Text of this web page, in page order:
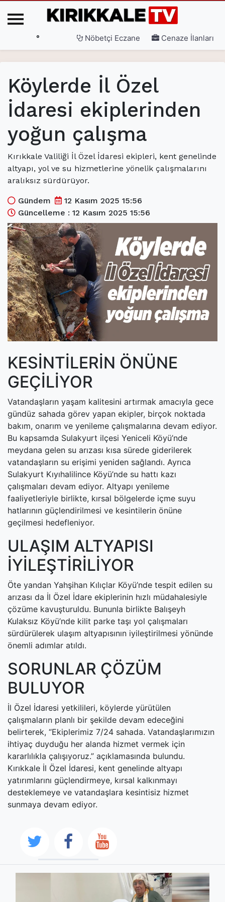
3. Sayfa(current)
Gündem(current)
Siyaset(current)
Ekonomi(current)
Sağlık(current)
Kültür Sanat(current)
Teknoloji(current)
Özel Haber(current)
Dünya(current)
Yerel(current)
° Nöbetçi Eczane Cenaze İlanları
Köylerde İl Özel
İdaresi ekiplerinden
yoğun çalışma
Kırıkkale Valiliği İl Özel İdaresi ekipleri, kent genelinde
altyapı, yol ve su hizmetlerine yönelik çalışmalarını
aralıksız sürdürüyor.
Gündem
12 Kasım 2025 15:56
Güncelleme : 12 Kasım 2025 15:56
KESİNTİLERİN ÖNÜNE
GEÇİLİYOR
Vatandaşların yaşam kalitesini artırmak amacıyla gece
gündüz sahada görev yapan ekipler, birçok noktada
bakım, onarım ve yenileme çalışmalarına devam ediyor.
Bu kapsamda Sulakyurt ilçesi Yeniceli Köyü’nde
meydana gelen su arızası kısa sürede giderilerek
vatandaşların su erişimi yeniden sağlandı. Ayrıca
Sulakyurt Kıyıhalilince Köyü’nde su hattı kazı
çalışmaları devam ediyor. Altyapı yenileme
faaliyetleriyle birlikte, kırsal bölgelerde içme suyu
hatlarının güçlendirilmesi ve kesintilerin önüne
geçilmesi hedefleniyor.
ULAŞIM ALTYAPISI
İYİLEŞTİRİLİYOR
Öte yandan Yahşihan Kılıçlar Köyü’nde tespit edilen su
arızası da İl Özel İdare ekiplerinin hızlı müdahalesiyle
çözüme kavuşturuldu. Bununla birlikte Balışeyh
Kulaksız Köyü’nde kilit parke taşı yol çalışmaları
sürdürülerek ulaşım altyapısının iyileştirilmesi yönünde
önemli adımlar atıldı.
SORUNLAR ÇÖZÜM
BULUYOR
İl Özel İdaresi yetkilileri, köylerde yürütülen
çalışmaların planlı bir şekilde devam edeceğini
belirterek, “Ekiplerimiz 7/24 sahada. Vatandaşlarımızın
ihtiyaç duyduğu her alanda hizmet vermek için
kararlılıkla çalışıyoruz.” açıklamasında bulundu.
Kırıkkale İl Özel İdaresi, kent genelinde altyapı
yatırımlarını güçlendirmeye, kırsal kalkınmayı
desteklemeye ve vatandaşlara kesintisiz hizmet
sunmaya devam ediyor.